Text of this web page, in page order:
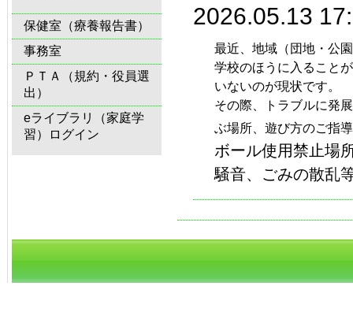
保健室（療養報告書）
事務室
ＰＴＡ（規約・役員選
出）
eライブラリ（家庭学
習）ログイン
2026.05.13
最近、地域（団地・公
学校のほうに入ること
いないのが現状です。
その際、トラブルに発
ぶ場所、遊び方のご指
ボール使用禁止場
騒音、ごみの散乱